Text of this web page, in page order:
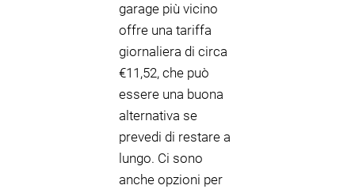
garage più vicino
offre una tariffa
giornaliera di circa
€11,52, che può
essere una buona
alternativa se
prevedi di restare a
lungo. Ci sono
anche opzioni per